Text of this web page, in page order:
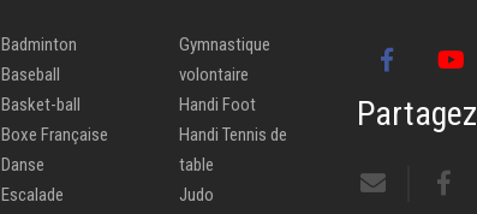
Badminton
Baseball
Basket-ball
Boxe Française
Danse
Escalade
Gymnastique
volontaire
Handi Foot
Handi Tennis de
table
Judo
Partagez